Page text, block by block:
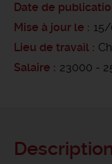
Date de
Mise à jour le
Lieu de travail
Salaire
23000 -